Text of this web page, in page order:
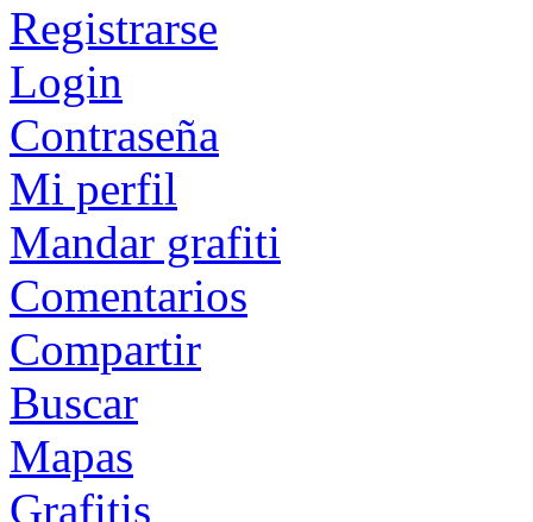
Registrarse
Login
Contraseña
Mi perfil
Mandar grafiti
Comentarios
Compartir
Buscar
Mapas
Grafitis